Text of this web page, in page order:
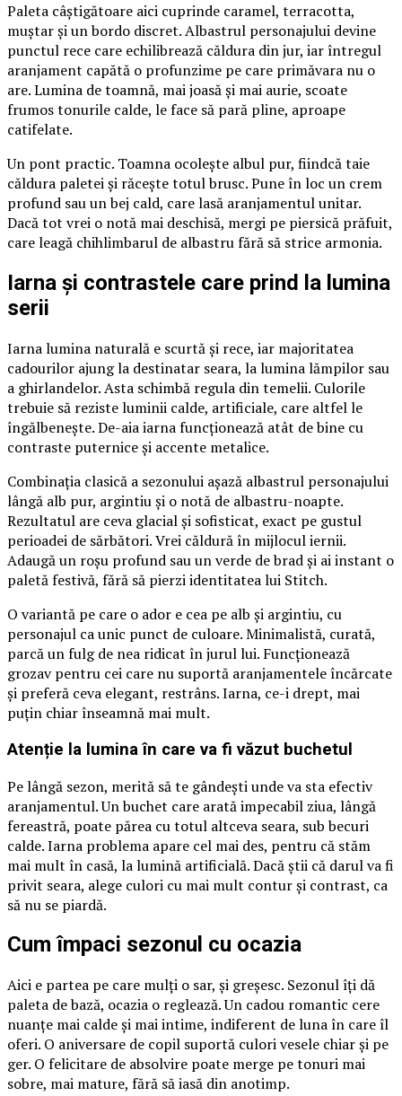
Paleta câștigătoare aici cuprinde caramel, terracotta,
muștar și un bordo discret. Albastrul personajului devine
punctul rece care echilibrează căldura din jur, iar întregul
aranjament capătă o profunzime pe care primăvara nu o
are. Lumina de toamnă, mai joasă și mai aurie, scoate
frumos tonurile calde, le face să pară pline, aproape
catifelate.
Un pont practic. Toamna ocolește albul pur, fiindcă taie
căldura paletei și răcește totul brusc. Pune în loc un crem
profund sau un bej cald, care lasă aranjamentul unitar.
Dacă tot vrei o notă mai deschisă, mergi pe piersică prăfuit,
care leagă chihlimbarul de albastru fără să strice armonia.
Iarna și contrastele care prind la lumina
serii
Iarna lumina naturală e scurtă și rece, iar majoritatea
cadourilor ajung la destinatar seara, la lumina lămpilor sau
a ghirlandelor. Asta schimbă regula din temelii. Culorile
trebuie să reziste luminii calde, artificiale, care altfel le
îngălbenește. De-aia iarna funcționează atât de bine cu
contraste puternice și accente metalice.
Combinația clasică a sezonului așază albastrul personajului
lângă alb pur, argintiu și o notă de albastru-noapte.
Rezultatul are ceva glacial și sofisticat, exact pe gustul
perioadei de sărbători. Vrei căldură în mijlocul iernii.
Adaugă un roșu profund sau un verde de brad și ai instant o
paletă festivă, fără să pierzi identitatea lui Stitch.
O variantă pe care o ador e cea pe alb și argintiu, cu
personajul ca unic punct de culoare. Minimalistă, curată,
parcă un fulg de nea ridicat în jurul lui. Funcționează
grozav pentru cei care nu suportă aranjamentele încărcate
și preferă ceva elegant, restrâns. Iarna, ce-i drept, mai
puțin chiar înseamnă mai mult.
Atenție la lumina în care va fi văzut buchetul
Pe lângă sezon, merită să te gândești unde va sta efectiv
aranjamentul. Un buchet care arată impecabil ziua, lângă
fereastră, poate părea cu totul altceva seara, sub becuri
calde. Iarna problema apare cel mai des, pentru că stăm
mai mult în casă, la lumină artificială. Dacă știi că darul va fi
privit seara, alege culori cu mai mult contur și contrast, ca
să nu se piardă.
Cum împaci sezonul cu ocazia
Aici e partea pe care mulți o sar, și greșesc. Sezonul îți dă
paleta de bază, ocazia o reglează. Un cadou romantic cere
nuanțe mai calde și mai intime, indiferent de luna în care îl
oferi. O aniversare de copil suportă culori vesele chiar și pe
ger. O felicitare de absolvire poate merge pe tonuri mai
sobre, mai mature, fără să iasă din anotimp.